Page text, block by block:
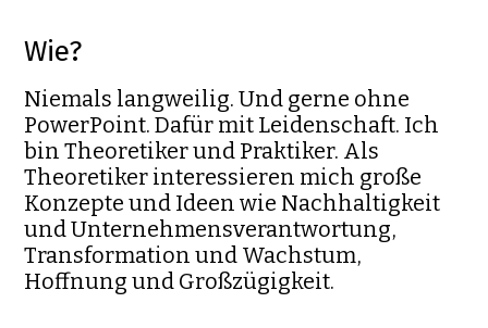
Wie?
Niemals langweilig. Und gerne ohne
PowerPoint. Dafür mit Leidenschaft. Ich
bin Theoretiker und Praktiker. Als
Theoretiker interessieren mich große
Konzepte und Ideen wie Nachhaltigkeit
und Unternehmensverantwortung,
Transformation und Wachstum,
Hoffnung und Großzügigkeit.